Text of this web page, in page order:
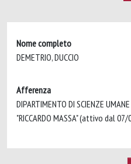
Nome completo
DEMETRIO, DUCCIO
Afferenza
DIPARTIMENTO DI SCIENZE
"RICCARDO MASSA" (attivo dal